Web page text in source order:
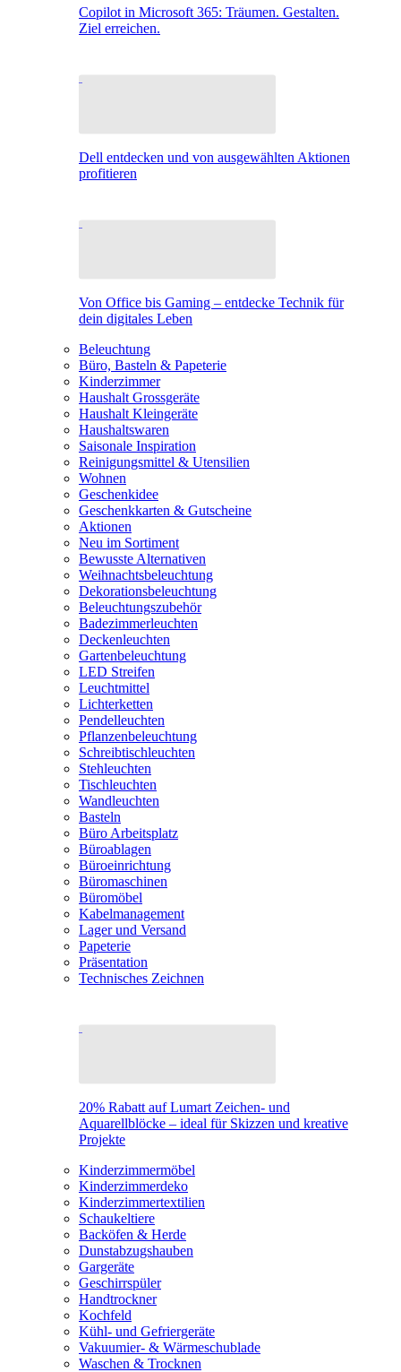
Copilot in Microsoft 365: Träumen. Gestalten.
Ziel erreichen.
Dell entdecken und von ausgewählten Aktionen
profitieren
Von Office bis Gaming – entdecke Technik für
dein digitales Leben
Beleuchtung
Büro, Basteln & Papeterie
Kinderzimmer
Haushalt Grossgeräte
Haushalt Kleingeräte
Haushaltswaren
Saisonale Inspiration
Reinigungsmittel & Utensilien
Wohnen
Geschenkidee
Geschenkkarten & Gutscheine
Aktionen
Neu im Sortiment
Bewusste Alternativen
Weihnachtsbeleuchtung
Dekorationsbeleuchtung
Beleuchtungszubehör
Badezimmerleuchten
Deckenleuchten
Gartenbeleuchtung
LED Streifen
Leuchtmittel
Lichterketten
Pendelleuchten
Pflanzenbeleuchtung
Schreibtischleuchten
Stehleuchten
Tischleuchten
Wandleuchten
Basteln
Büro Arbeitsplatz
Büroablagen
Büroeinrichtung
Büromaschinen
Büromöbel
Kabelmanagement
Lager und Versand
Papeterie
Präsentation
Technisches Zeichnen
20% Rabatt auf Lumart Zeichen- und
Aquarellblöcke – ideal für Skizzen und kreative
Projekte
Kinderzimmermöbel
Kinderzimmerdeko
Kinderzimmertextilien
Schaukeltiere
Backöfen & Herde
Dunstabzugshauben
Gargeräte
Geschirrspüler
Handtrockner
Kochfeld
Kühl- und Gefriergeräte
Vakuumier- & Wärmeschublade
Waschen & Trocknen